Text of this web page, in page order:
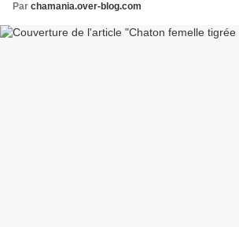
Par chamania.over-blog.com